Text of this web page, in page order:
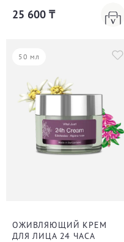
25 600 ₸
50 мл
ОЖИВЛЯЮЩИЙ КРЕМ
ДЛЯ ЛИЦА 24 ЧАСА